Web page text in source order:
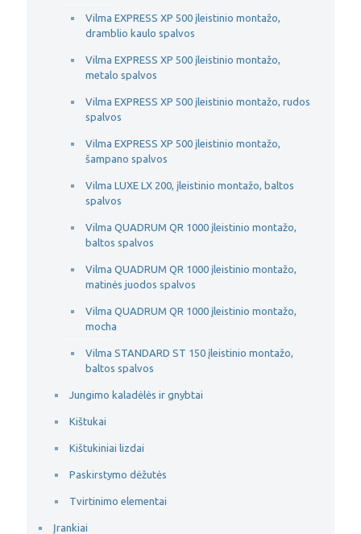
Vilma EXPRESS XP 500 įleistinio montažo,
dramblio kaulo spalvos
Vilma EXPRESS XP 500 įleistinio montažo,
metalo spalvos
Vilma EXPRESS XP 500 įleistinio montažo, rudos
spalvos
Vilma EXPRESS XP 500 įleistinio montažo,
šampano spalvos
Vilma LUXE LX 200, įleistinio montažo, baltos
spalvos
Vilma QUADRUM QR 1000 įleistinio montažo,
baltos spalvos
Vilma QUADRUM QR 1000 įleistinio montažo,
matinės juodos spalvos
Vilma QUADRUM QR 1000 įleistinio montažo,
mocha
Vilma STANDARD ST 150 įleistinio montažo,
baltos spalvos
Jungimo kaladėlės ir gnybtai
Kištukai
Kištukiniai lizdai
Paskirstymo dėžutės
Tvirtinimo elementai
Įrankiai